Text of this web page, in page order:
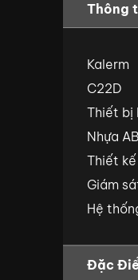
Thông
Kalerm
C22D
Thiết bị
Nhựa
Thiết
Giám
Hệ
Đặc